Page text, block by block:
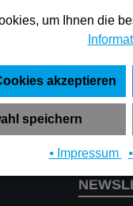
In den
um Ihnen die
akzeptieren
speichern
⦁ Impressum